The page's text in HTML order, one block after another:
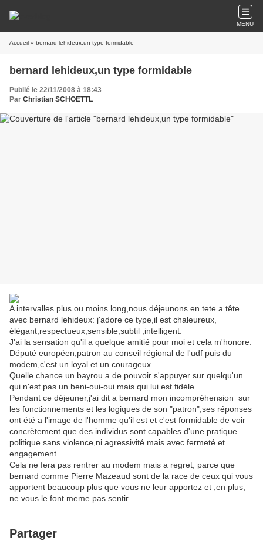
MENU
Accueil » bernard lehideux,un type formidable
bernard lehideux,un type formidable
Publié le 22/11/2008 à 18:43
Par Christian SCHOETTL
A intervalles plus ou moins long,nous déjeunons en tete a tête
avec bernard lehideux: j'adore ce type,il est chaleureux,
élégant,respectueux,sensible,subtil ,intelligent.
J'ai la sensation qu'il a quelque amitié pour moi et cela m'honore.
Député européen,patron au conseil régional de l'udf puis du
modem,c'est un loyal et un courageux.
Quelle chance un bayrou a de pouvoir s'appuyer sur quelqu'un
qui n'est pas un beni-oui-oui mais qui lui est fidèle.
Pendant ce déjeuner,j'ai dit a bernard mon incompréhension sur
les fonctionnements et les logiques de son "patron",ses réponses
ont été a l'image de l'homme qu'il est et c'est formidable de voir
concrètement que des individus sont capables d'une pratique
politique sans violence,ni agressivité mais avec fermeté et
engagement.
Cela ne fera pas rentrer au modem mais a regret, parce que
bernard comme Pierre Mazeaud sont de la race de ceux qui vous
apportent beaucoup plus que vous ne leur apportez et ,en plus,
ne vous le font meme pas sentir.
Partager